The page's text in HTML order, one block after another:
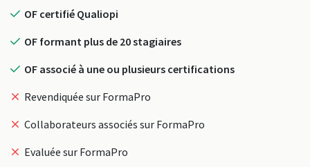
OF certifié Qualiopi
OF formant plus de 20 stagiaires
OF associé à une ou plusieurs certifications
Revendiquée sur FormaPro
Collaborateurs associés sur FormaPro
Evaluée sur FormaPro